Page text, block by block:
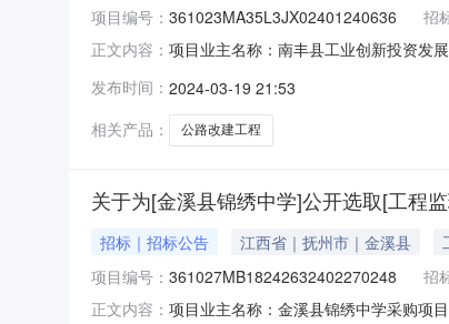
项目编号： 361023MA35L3JX02401240636 招
正文内容： 项目业主名称：南丰县工业创新投资发
用中列支服务内容：对G206南丰县绕城
发布时间： 2024-03-19 21:53
相关产品：
公路改建工程
关于为[金溪县锦绣中学]公开选取[工程
招标｜招标公告 江西省｜抚州市｜金溪县
项目编号： 361027MB18242632402270248 招
正文内容： 项目业主名称：金溪县锦绣中学采购项